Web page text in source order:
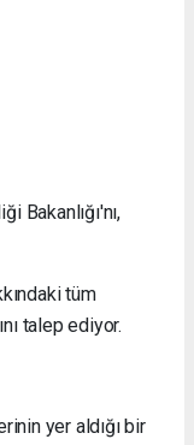
Bakanlığı'nı,
tüm
talep ediyor.
yer aldığı bir